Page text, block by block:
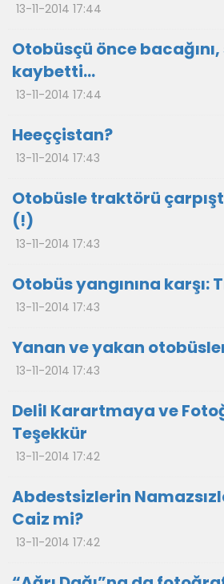
13-11-2014 17:44
Otobüsçü önce
kaybetti…
13-11-2014 17:44
Heeççistan?
13-11-2014 17:43
Otobüsle traktörü
(!)
13-11-2014 17:43
Otobüs yangınına karşı:
13-11-2014 17:43
Yanan ve yakan
13-11-2014 17:43
Delil Karartmaya ve
Teşekkür
13-11-2014 17:42
Abdestsizlerin
Caiz mi?
13-11-2014 17:42